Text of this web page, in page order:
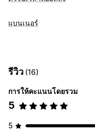
ตัวเลือกการแสดงผล
ตัวเลือกการกำหนดเวลา
วันที่สิ้นสุดคงที่
นาทีแบบคงที่
เซสชันหมดเวลา
ประเภทตัวจับเวลา
แบนเนอร์
ส่งเสริมการขาย
การปรับแต่ง
ตำแหน่งแบนเนอร์
รีวิว (16)
การให้คะแนนโดยรวม
5
5